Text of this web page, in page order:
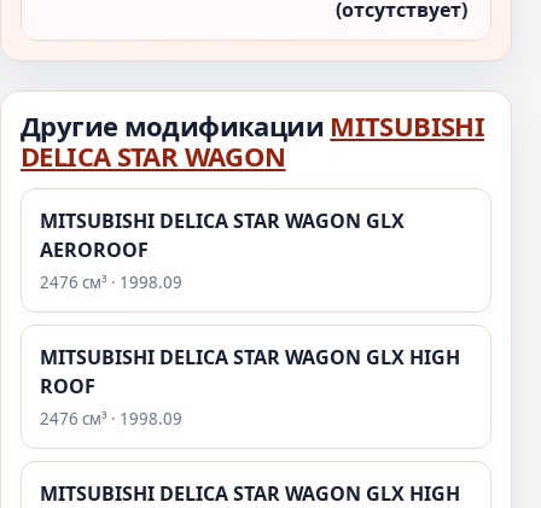
(отсутствует)
Другие модификации MITSUBISHI
DELICA STAR WAGON
MITSUBISHI DELICA STAR WAGON GLX
AEROROOF
2476 см³ · 1998.09
MITSUBISHI DELICA STAR WAGON GLX HIGH
ROOF
2476 см³ · 1998.09
MITSUBISHI DELICA STAR WAGON GLX HIGH